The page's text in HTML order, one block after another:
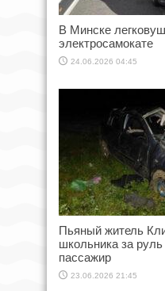
В Минске
электросамокате
24.06.2026 04:45
Пьяный житель
школьника за
пассажир
23.06.2026 21:45